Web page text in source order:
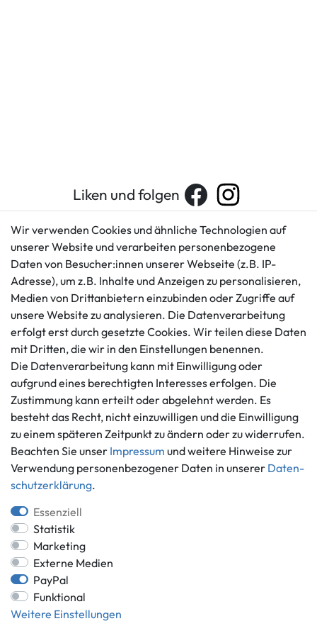
Liken und folgen
Kundenservice
+49 421 596586
Mo. - Fr. 9 - 16 Uhr
info@gameworld.de
Kontaktformular
Rechtliches
AGB
Impressum
Datenschutzerklärung
Barrierefreiheitserklärung
Widerrufs­recht
Vertrag widerrufen
Informationen
Ankauf
Über uns
Häufig gestellte Fragen
Zahlung und Versand
Batterieentsorgung
Zahlungsmöglichkeiten
*Alle Preise inkl. gesetzlicher MwSt.,
** gilt für Lieferungen innerhalb Deutschlands, Lieferzeiten für andere
Länder entnehmen Sie bitte der Schaltfläche mit den
Wir verwenden Cookies und ähnliche Technologien auf
unserer Website und verarbeiten personenbezogene
Daten von Besucher:innen unserer Webseite (z.B. IP-
Adresse), um z.B. Inhalte und Anzeigen zu personalisieren,
Medien von Drittanbietern einzubinden oder Zugriffe auf
unsere Website zu analysieren. Die Datenverarbeitung
erfolgt erst durch gesetzte Cookies. Wir teilen diese Daten
mit Dritten, die wir in den Einstellungen benennen.
Die Datenverarbeitung kann mit Einwilligung oder
aufgrund eines berechtigten Interesses erfolgen. Die
Zustimmung kann erteilt oder abgelehnt werden. Es
besteht das Recht, nicht einzuwilligen und die Einwilligung
zu einem späteren Zeitpunkt zu ändern oder zu widerrufen.
Beachten Sie unser Impressum und weitere Hinweise zur
Verwendung personenbezogener Daten in unserer Daten­
schutz­erklärung.
Essenziell
Statistik
Marketing
Externe Medien
PayPal
Funktional
Weitere Einstellungen